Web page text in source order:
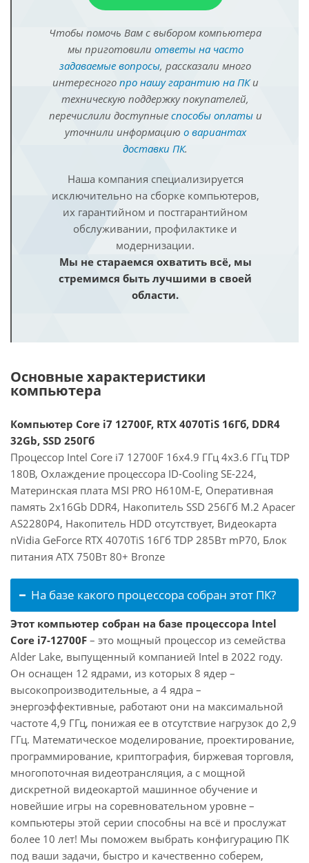
Чтобы помочь Вам с выбором компьютера
мы приготовили ответы на часто
задаваемые вопросы, рассказали много
интересного про нашу гарантию на ПКи
техническую поддержку покупателей,
перечислили доступные способы оплатыи
уточнили информацию о вариантах
доставки ПК.
Наша компания специализируется
исключительно на сборке компьютеров,
их гарантийном и постгарантийном
обслуживании, профилактике и
модернизации.
Мы не стараемся охватить всё, мы
стремимся быть лучшими в своей
области.
Основные характеристики
компьютера
Компьютер Core i7 12700F, RTX 4070TiS 16Гб, DDR4
32Gb, SSD 250Гб
Процессор Intel Core i7 12700F 16x4.9 ГГц 4x3.6 ГГц TDP
180В, Охлаждение процессора ID-Cooling SE-224,
Материнская плата MSI PRO H610M-E, Оперативная
память 2x16Gb DDR4, Накопитель SSD 256Гб M.2 Apacer
AS2280P4, Накопитель HDD отсутствует, Видеокарта
nVidia GeForce RTX 4070TiS 16Гб TDP 285Вт mP70, Блок
питания ATX 750Вт 80+ Bronze
На базе какого процессора собран этот ПК?
Этот компьютер собран на базе процессора Intel
Core i7-12700F – это мощный процессор из семейства
Alder Lake, выпущенный компанией Intel в 2022 году.
Он оснащен 12 ядрами, из которых 8 ядер –
высокопроизводительные, а 4 ядра –
энергоэффективные, работают они на максимальной
частоте 4,9 ГГц, понижая ее в отсутствие нагрузок до 2,9
ГГц. Математическое моделирование, проектирование,
программирование, криптография, биржевая торговля,
многопоточная видеотрансляция, а с мощной
дискретной видеокартой машинное обучение и
новейшие игры на соревновательном уровне –
компьютеры этой серии способны на всё и прослужат
более 10 лет! Мы поможем выбрать конфигурацию ПК
под ваши задачи, быстро и качественно соберем,